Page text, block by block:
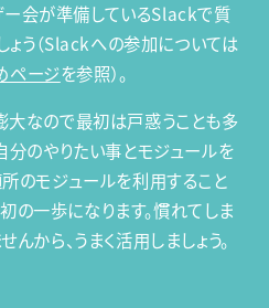
会が準備しているSlackで質
う（Slackへの参加については
ページを参照）。
大なので最初は戸惑うことも多
分のやりたい事とモジュールを
のモジュールを利用すること
の一歩になります。慣れてしま
から、うまく活用しましょう。